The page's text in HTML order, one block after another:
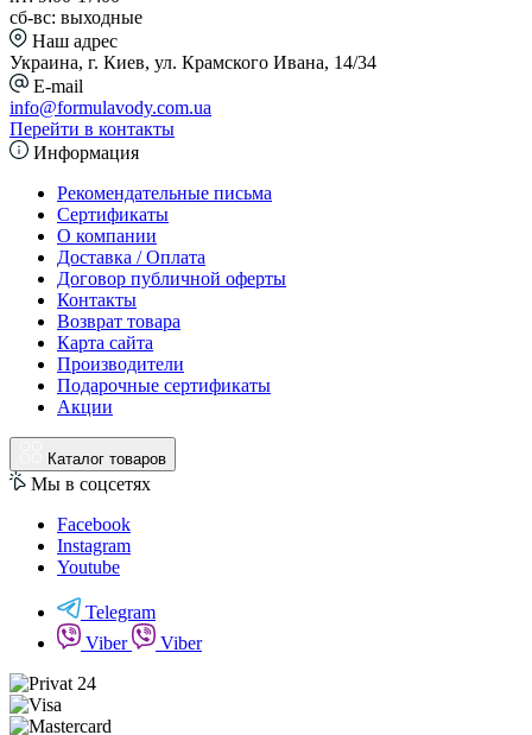
сб-вс: выходные
Наш адрес
Украина, г. Киев, ул. Крамского Ивана, 14/34
E-mail
info@formulavody.com.ua
Перейти в контакты
Информация
Рекомендательные письма
Сертификаты
О компании
Доставка / Оплата
Договор публичной оферты
Контакты
Возврат товара
Карта сайта
Производители
Подарочные сертификаты
Акции
Каталог товаров
Мы в соцсетях
Facebook
Instagram
Youtube
Telegram
Viber
Viber